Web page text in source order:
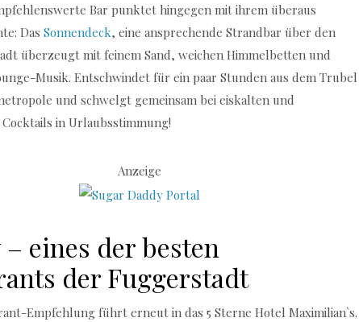
Bar punktet hingegen mit ihrem überaus
DasSonnendeck, eine ansprechende Strandbar über den
überzeugt mit feinem Sand, weichen Himmelbetten und
Musik. Entschwindet für ein paar Stunden aus dem Trubel
und schwelgt gemeinsam bei eiskalten und
in Urlaubsstimmung!
Anzeige
eines der besten
der Fuggerstadt
Empfehlung führt erneut in das 5 Sterne Hotel Maximilian`s.